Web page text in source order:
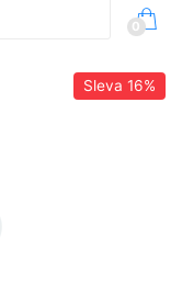
0
Sleva 16%